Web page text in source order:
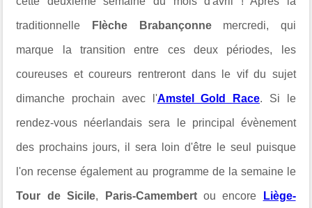
traditionnelle Flèche Brabançonnemercredi, qui
marque la transition entre ces deux périodes, les
coureuses et coureurs rentreront dans le vif du sujet
dimanche prochain avec l'Amstel Gold Race. Si le
rendez-vous néerlandais sera le principal évènement
des prochains jours, il sera loin d'être le seul puisque
l'on recense également au programme de la semaine le
Tour de Sicile, Paris-Camembertou encore Liège-